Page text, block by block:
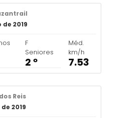
de 2019
F
Seniores
2 º
Méd.
km/h
7.53
Reis
2019